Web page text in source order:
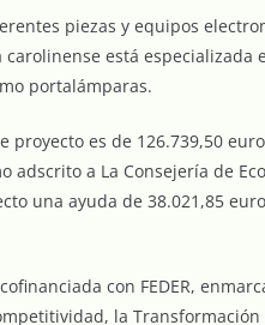
piezas y equipos
carolinense está
portalámparas.
proyecto es de 126.739,50
adscrito a La Consejería de
una ayuda de 38.021,85
con FEDER,
la Transformación